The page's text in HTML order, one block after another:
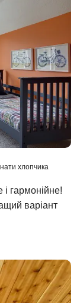
хлопчика
гармонійне!
варіант